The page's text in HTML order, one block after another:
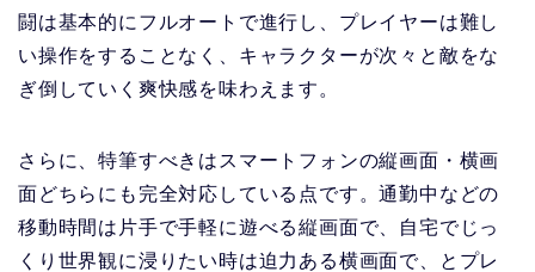
闘は基本的にフルオートで進行し、プレイヤーは難し
い操作をすることなく、キャラクターが次々と敵をな
ぎ倒していく爽快感を味わえます。
さらに、特筆すべきはスマートフォンの縦画面・横画
面どちらにも完全対応している点です。通勤中などの
移動時間は片手で手軽に遊べる縦画面で、自宅でじっ
くり世界観に浸りたい時は迫力ある横画面で、とプレ